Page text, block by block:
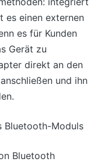
es einen externen
es für Kunden
Gerät zu
direkt an den
und ihn
Bluetooth-Moduls
Bluetooth